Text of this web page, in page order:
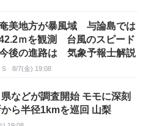
奄美地方が暴風域 与論島では
ｍを観測 台風のスピード
後の進路は 気象予報士解説
8/7(金) 19:08
などが調査開始 モモに深刻
ら半径1kmを巡回 山梨